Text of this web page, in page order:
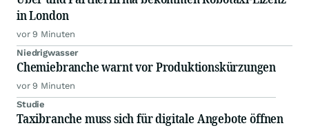
in London
vor 9 Minuten
Niedrigwasser
Chemiebranche warnt vor Produktionskürzungen
vor 9 Minuten
Studie
Taxibranche muss sich für digitale Angebote öffnen